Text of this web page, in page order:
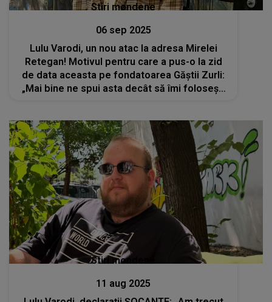
Stiri mondene
06 sep 2025
Lulu Varodi, un nou atac la adresa Mirelei
Retegan! Motivul pentru care a pus-o la zid
de data aceasta pe fondatoarea Găștii Zurli:
„Mai bine ne spui asta decât să îmi folosești
Stiri mondene
11 aug 2025